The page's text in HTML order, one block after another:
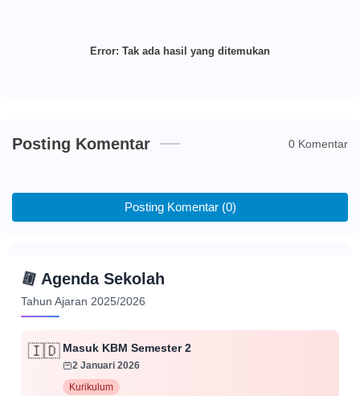
Error: Tak ada hasil yang ditemukan
Posting Komentar 0 Komentar
Posting Komentar (0)
📅 Agenda Sekolah
Tahun Ajaran 2025/2026
🇮🇩 Masuk KBM Semester 2
2 Januari 2026
Kurikulum